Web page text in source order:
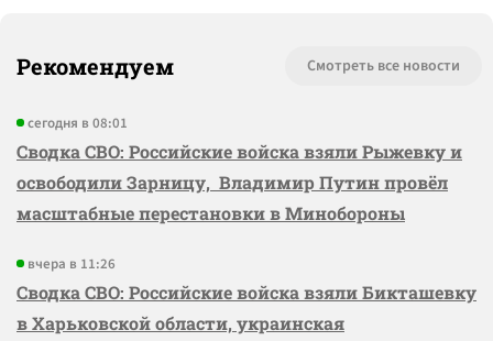
Рекомендуем Смотреть все новости
сегодня в 08:01
Сводка СВО: Российские войска взяли Рыжевку и
освободили Зарницу, Владимир Путин провёл
масштабные перестановки в Минобороны
вчера в 11:26
Сводка СВО: Российские войска взяли Бикташевку
в Харьковской области, украинская